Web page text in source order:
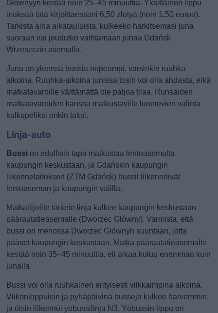
Głównyyn kestää noin 25–45 minuuttia. Yksittäinen lippu
maksaa tätä kirjoittaessani 6,50 złotyä (noin 1,50 euroa).
Tarkista aina aikatauluista, kulkeeko harkitsemasi juna
suoraan vai joudutko vaihtamaan junaa Gdańsk
Wrzeszczin asemalla.
Juna on yleensä bussia nopeampi, varsinkin ruuhka-
aikoina. Ruuhka-aikoina junissa tosin voi olla ahdasta, eikä
matkatavaroille välttämättä ole paljoa tilaa. Runsaiden
matkatavaroiden kanssa matkustaville luontevien valinta
kulkupeliksi onkin taksi.
Linja-auto
Bussi on edullisin tapa matkustaa lentoasemalta
kaupungin keskustaan, ja Gdańskin kaupungin
liikennelaitoksen (ZTM Gdańsk) bussit liikennöivät
lentoaseman ja kaupungin välillä.
Matkailijoille tärkein linja kulkee kaupungin keskustaan
päärautatieasemalle (Dworzec Główny). Varmista, että
bussi on menossa Dworzec Głównyn suuntaan, jotta
pääset kaupungin keskustaan. Matka päärautatieasemalle
kestää noin 35–45 minuuttia, eli aikaa kuluu enemmän kuin
junalla.
Bussi voi olla ruuhkainen erityisesti vilkkaimpina aikoina.
Viikonloppuisin ja pyhäpäivinä busseja kulkee harvemmin,
ja öisin liikennöi yöbussilinja N3. Yöbussin lippu on